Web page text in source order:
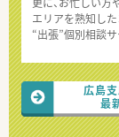
エリアを熟知した
“出張”個別相談
広島
最